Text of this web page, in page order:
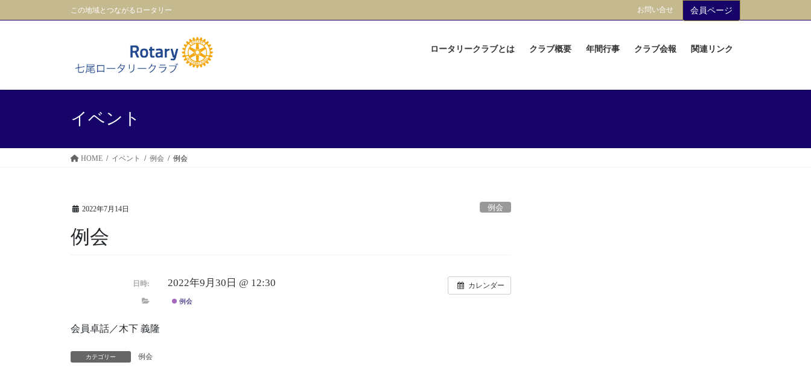
ン
移
ビ
ン
この地域とつながるロータリー お問い合せ 会員ページ
ロータリークラブとは クラブ概要 年間行事 クラブ会報 関連リンク
イベント
HOME イベント 例会 例会
2022年7月14日 例会
例会
カレンダー
日時: 2022年9月30日 @ 12:30
例会
会員卓話／木下 義隆
カテゴリー 例会